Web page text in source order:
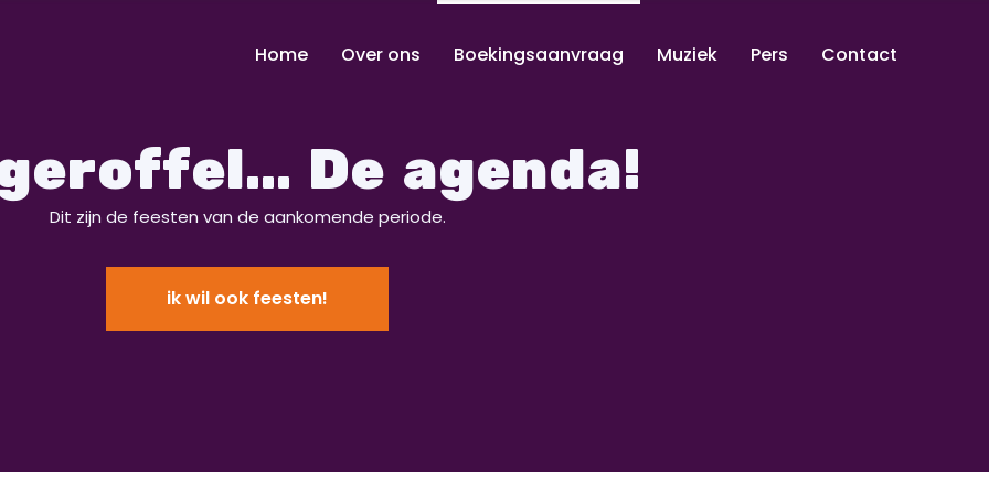
Home Over ons Boekingsaanvraag Muziek Pers Contact
De agenda!
Dit zijn de feesten van de aankomende periode.
ik wil ook feesten!